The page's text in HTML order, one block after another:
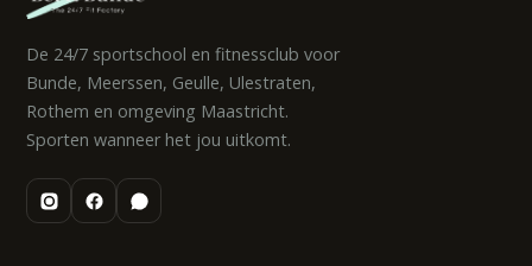
De 24/7 sportschool en fitnessclub voor
Bunde, Meerssen, Geulle, Ulestraten,
Rothem en omgeving Maastricht.
Sporten wanneer het jou uitkomt.
B BeFit Gids